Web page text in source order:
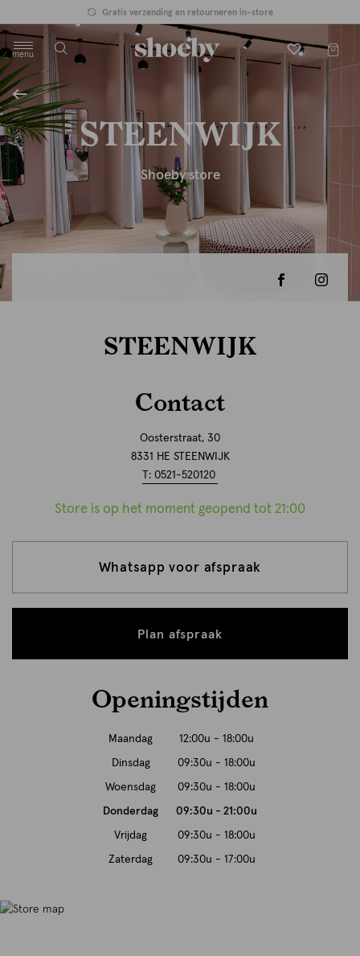
Gratis verzending en retourneren in-store
menu
label.header.toggle
STEENWIJK
Shoeby store
STEENWIJK
Contact
Oosterstraat, 30
8331 HE STEENWIJK
T: 0521-520120
Store is op het moment geopend tot 21:00
Whatsapp voor afspraak
Plan afspraak
Openingstijden
Maandag 12:00u - 18:00u
Dinsdag 09:30u - 18:00u
Woensdag 09:30u - 18:00u
Donderdag 09:30u - 21:00u
Vrijdag 09:30u - 18:00u
Zaterdag 09:30u - 17:00u